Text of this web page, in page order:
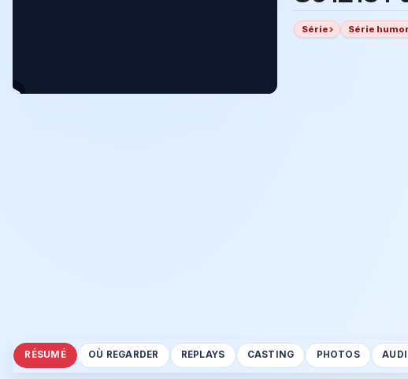
Série Série
RÉSUMÉ OÙ REGARDER REPLAYS CASTING PHOTOS